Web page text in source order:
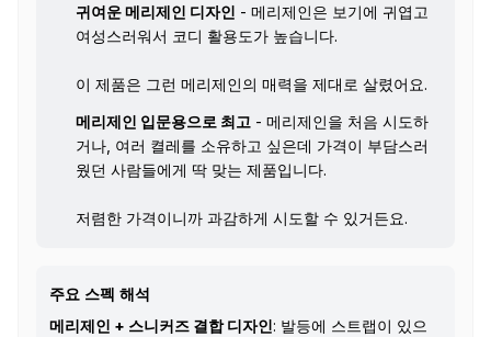
귀여운 메리제인 디자인 - 메리제인은 보기에 귀엽고
여성스러워서 코디 활용도가 높습니다.
이 제품은 그런 메리제인의 매력을 제대로 살렸어요.
메리제인 입문용으로 최고 - 메리제인을 처음 시도하
거나, 여러 켤레를 소유하고 싶은데 가격이 부담스러
웠던 사람들에게 딱 맞는 제품입니다.
저렴한 가격이니까 과감하게 시도할 수 있거든요.
주요 스펙 해석
메리제인 + 스니커즈 결합 디자인: 발등에 스트랩이 있으